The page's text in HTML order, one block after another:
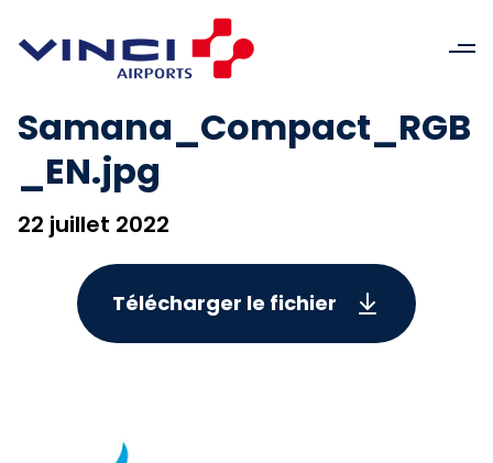
Samana_Compact_RGB
_EN.jpg
22 juillet 2022
Télécharger le fichier